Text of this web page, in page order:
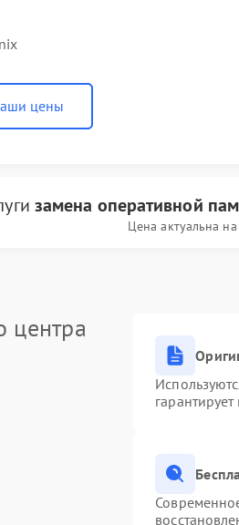
цены
замена оперативной
Цена актуальна
центра